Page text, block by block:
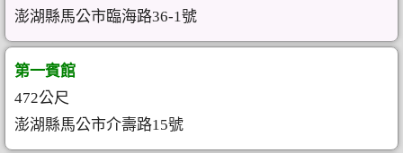
澎湖縣馬公市臨海路36-1號
第一賓館
472公尺
澎湖縣馬公市介壽路15號